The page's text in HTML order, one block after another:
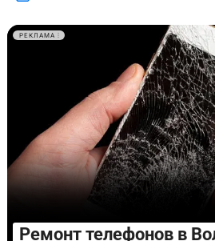
РЕКЛАМА
Ремонт телефонов в